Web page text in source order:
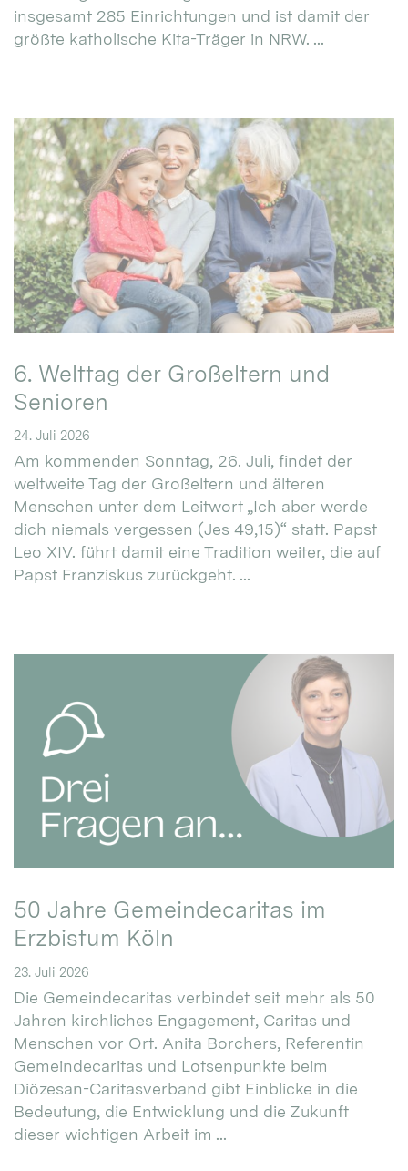
insgesamt 285 Einrichtungen und ist damit der
größte katholische Kita-Träger in NRW. ...
6. Welttag der Großeltern und
Senioren
24. Juli 2026
Am kommenden Sonntag, 26. Juli, findet der
weltweite Tag der Großeltern und älteren
Menschen unter dem Leitwort „Ich aber werde
dich niemals vergessen (Jes 49,15)“ statt. Papst
Leo XIV. führt damit eine Tradition weiter, die auf
Papst Franziskus zurückgeht. ...
50 Jahre Gemeindecaritas im
Erzbistum Köln
23. Juli 2026
Die Gemeindecaritas verbindet seit mehr als 50
Jahren kirchliches Engagement, Caritas und
Menschen vor Ort. Anita Borchers, Referentin
Gemeindecaritas und Lotsenpunkte beim
Diözesan-Caritasverband gibt Einblicke in die
Bedeutung, die Entwicklung und die Zukunft
dieser wichtigen Arbeit im ...